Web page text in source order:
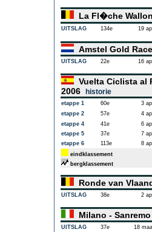
La Fl�che
UITSLAG 134e 19
Amstel Gold
UITSLAG 22e 16
Vuelta Ciclista al
2006
historie
etappe 1 60e 3
etappe 2
57e 4
etappe 4
41e 6
etappe 5
37e 7
etappe 6
113e 8
eindklassement
bergklassement
Ronde van
UITSLAG 38e 2
Milano - Sanremo
UITSLAG 37e 18